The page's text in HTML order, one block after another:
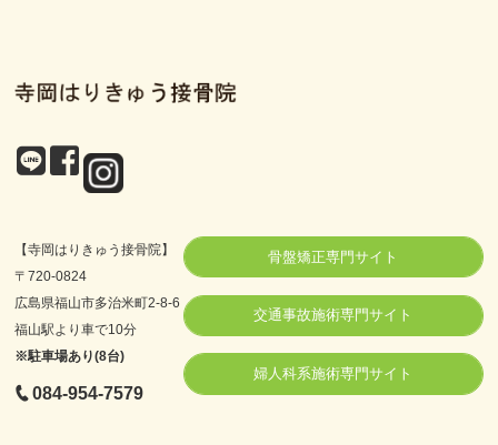
【寺岡はりきゅう接骨院】
〒720-0824
広島県福山市多治米町2-8-6
福山駅より車で10分
※駐車場あり(8台)
084-954-7579
骨盤矯正専門サイト
交通事故施術専門サイト
婦人科系施術専門サイト